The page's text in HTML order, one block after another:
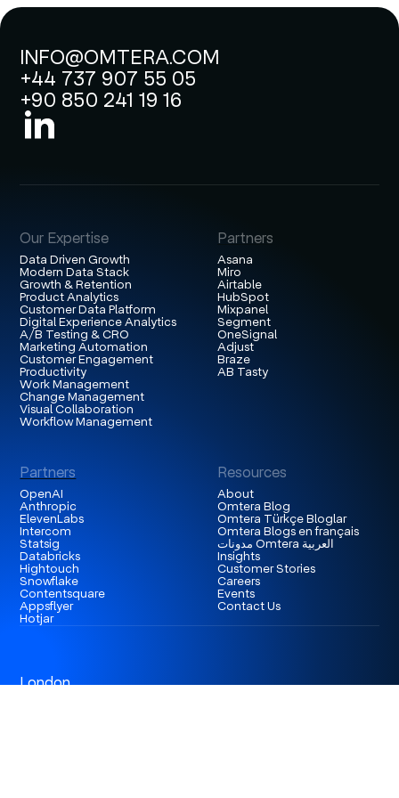
INFO@OMTERA.COM
+44 737 907 55 05
+90 850 241 19 16
Our Expertise
Data Driven Growth
Modern Data Stack
Growth & Retention
Product Analytics
Customer Data Platform
Digital Experience Analytics
A/B Testing & CRO
Marketing Automation
Customer Engagement
Productivity
Work Management
Change Management
Visual Collaboration
Workflow Management
Partners
Asana
Miro
Airtable
HubSpot
Mixpanel
Segment
OneSignal
Adjust
Braze
AB Tasty
Partners
OpenAI
Anthropic
ElevenLabs
Intercom
Statsig
Databricks
Hightouch
Snowflake
Contentsquare
Appsflyer
Hotjar
Resources
About
Omtera Blog
Omtera Türkçe Bloglar
Omtera Blogs en français
مدونات Omtera العربية
Insights
Customer Stories
Careers
Events
Contact Us
London